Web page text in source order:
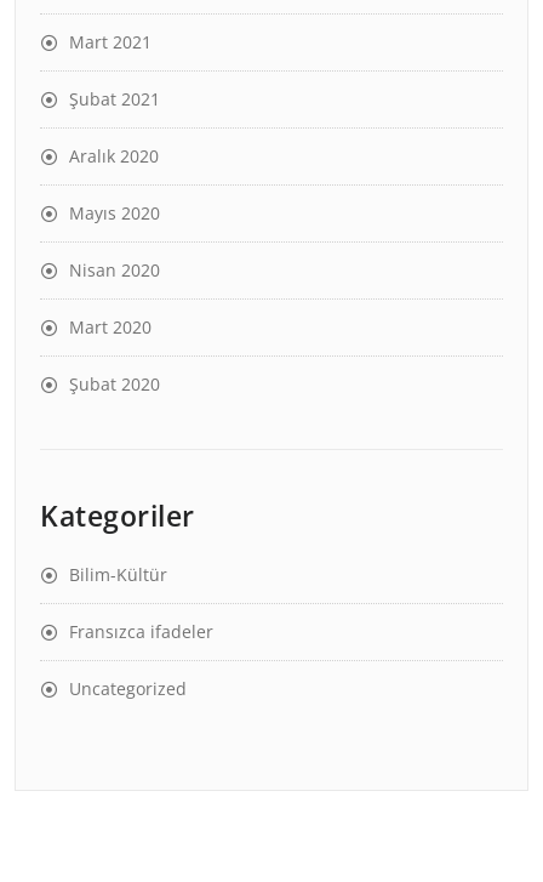
Mart 2021
Şubat 2021
Aralık 2020
Mayıs 2020
Nisan 2020
Mart 2020
Şubat 2020
Kategoriler
Bilim-Kültür
Fransızca ifadeler
Uncategorized